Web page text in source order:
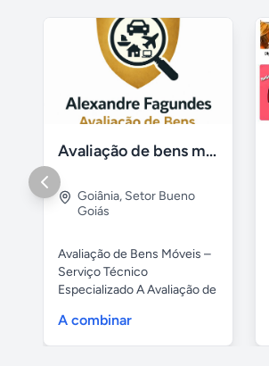
Avaliação de bens móveis, Avaliação patrimônial
Goiânia, Setor Bueno
Goiás
Avaliação de Bens Móveis –
Serviço Técnico
Especializado A Avaliação de
A combinar